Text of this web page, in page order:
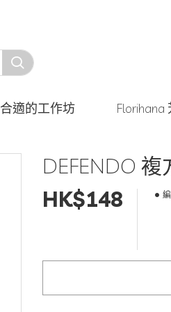
適的工作坊 Florihana
DEFENDO
HK$148